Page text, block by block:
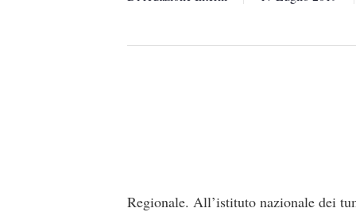
Regionale. All’istituto nazionale dei